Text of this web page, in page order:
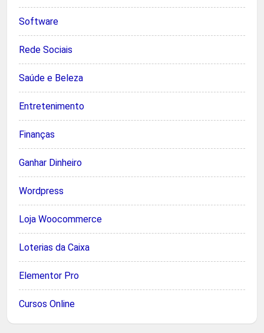
Software
Rede Sociais
Saúde e Beleza
Entretenimento
Finanças
Ganhar Dinheiro
Wordpress
Loja Woocommerce
Loterias da Caixa
Elementor Pro
Cursos Online